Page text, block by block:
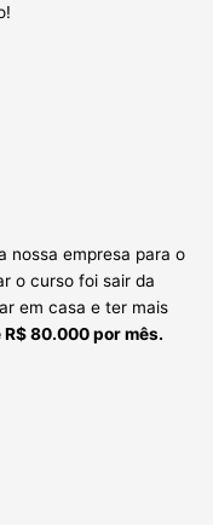
nossa empresa para o
o curso foi sair da
em casa e ter mais
80.000 por mês.